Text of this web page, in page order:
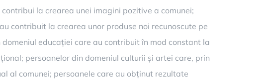
la crearea unei imagini pozitive a comunei;
contribuit la crearea unor produse noi recunoscute pe
educației care au contribuit în mod constant la
persoanelor din domeniul culturii și artei care, prin
al comunei; persoanele care au obținut rezultate